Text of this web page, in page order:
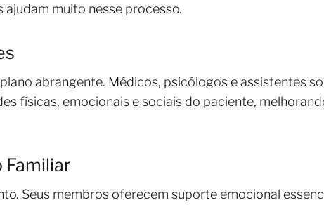
ajudam muito nesse processo.
abrangente. Médicos, psicólogos e assistentes
físicas, emocionais e sociais do paciente,
Familiar
Seus membros oferecem suporte emocional